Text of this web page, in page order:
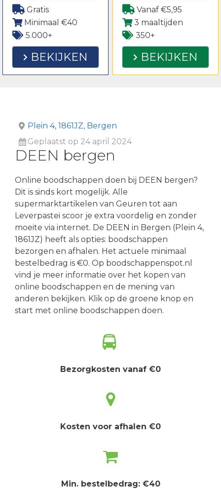
Gratis
Minimaal €40
5.000+
BEKIJKEN
Vanaf €5,95
3 maaltijden
350+
BEKIJKEN
Plein 4, 1861JZ, Bergen
Geplaatst op 24 april 2024
DEEN bergen
Online boodschappen doen bij DEEN bergen?
Dit is sinds kort mogelijk. Alle
supermarktartikelen van Geuren tot aan
Leverpastei scoor je extra voordelig en zonder
moeite via internet. De DEEN in Bergen (Plein 4,
1861JZ) heeft als opties: boodschappen
bezorgen en afhalen. Het actuele minimaal
bestelbedrag is €0. Op boodschappenspot.nl
vind je meer informatie over het kopen van
online boodschappen en de mening van
anderen bekijken. Klik op de groene knop en
start met online boodschappen doen.
Bezorgkosten vanaf €0
Kosten voor afhalen €0
Min. bestelbedrag: €40